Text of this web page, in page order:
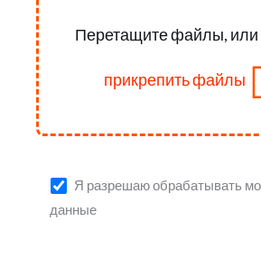
Перетащите файлы,
прикрепить файлы
Я разрешаю обрабатывать
данные